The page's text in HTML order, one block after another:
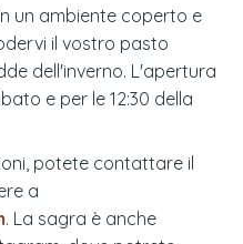
un ambiente coperto e
il vostro pasto
dell'inverno. L'apertura
e per le 12:30 della
potete contattare il
a
. La sagra è anche